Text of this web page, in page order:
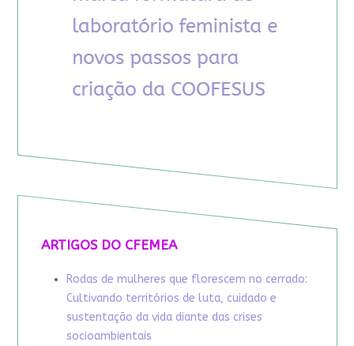
ARTIGOS DO CFEMEA
Rodas de mulheres que florescem no cerrado:
Cultivando territórios de luta, cuidado e
sustentação da vida diante das crises
socioambientais